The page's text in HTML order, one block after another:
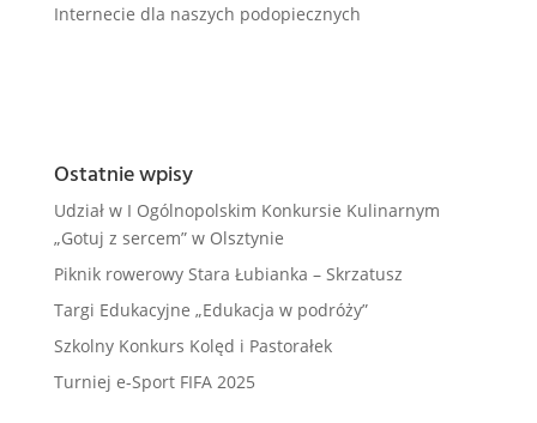
Internecie dla naszych podopiecznych
Ostatnie wpisy
Udział w I Ogólnopolskim Konkursie Kulinarnym
„Gotuj z sercem” w Olsztynie
Piknik rowerowy Stara Łubianka – Skrzatusz
Targi Edukacyjne „Edukacja w podróży”
Szkolny Konkurs Kolęd i Pastorałek
Turniej e-Sport FIFA 2025